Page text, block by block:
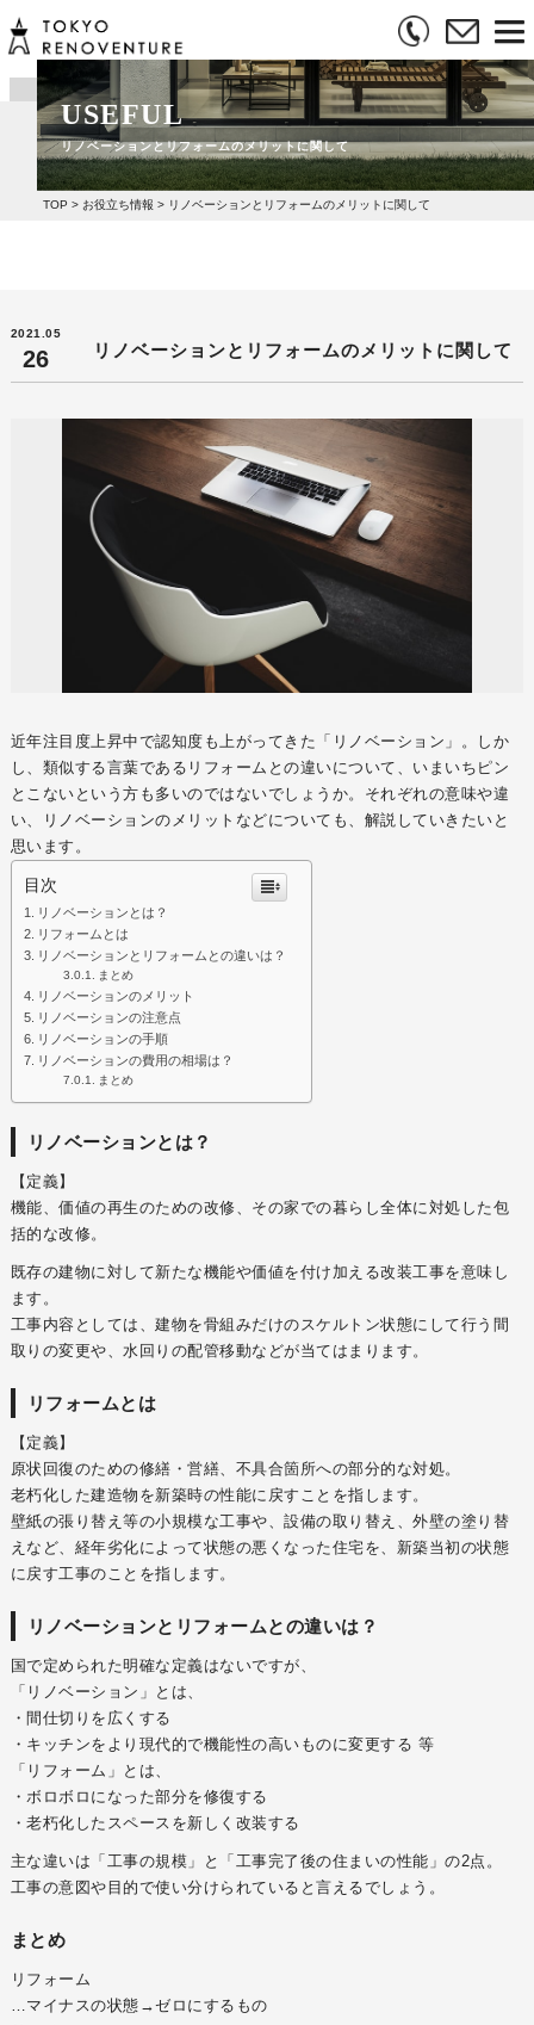
USEFUL
リノベーションとリフォームのメリットに関して
TOP > お役立ち情報 > リノベーションとリフォームのメリットに関して
2021.05
26 リノベーションとリフォームのメリットに関して
近年注目度上昇中で認知度も上がってきた「リノベーション」。しか
し、類似する言葉であるリフォームとの違いについて、いまいちピン
とこないという方も多いのではないでしょうか。それぞれの意味や違
い、リノベーションのメリットなどについても、解説していきたいと
思います。
目次
リノベーションとは？
リフォームとは
リノベーションとリフォームとの違いは？
まとめ
リノベーションのメリット
リノベーションの注意点
リノベーションの手順
リノベーションの費用の相場は？
まとめ
リノベーションとは？
【定義】
機能、価値の再生のための改修、その家での暮らし全体に対処した包
括的な改修。
既存の建物に対して新たな機能や価値を付け加える改装工事を意味し
ます。
工事内容としては、建物を骨組みだけのスケルトン状態にして行う間
取りの変更や、水回りの配管移動などが当てはまります。
リフォームとは
【定義】
原状回復のための修繕・営繕、不具合箇所への部分的な対処。
老朽化した建造物を新築時の性能に戻すことを指します。
壁紙の張り替え等の小規模な工事や、設備の取り替え、外壁の塗り替
えなど、経年劣化によって状態の悪くなった住宅を、新築当初の状態
に戻す工事のことを指します。
リノベーションとリフォームとの違いは？
国で定められた明確な定義はないですが、
「リノベーション」とは、
・間仕切りを広くする
・キッチンをより現代的で機能性の高いものに変更する 等
「リフォーム」とは、
・ボロボロになった部分を修復する
・老朽化したスペースを新しく改装する
主な違いは「工事の規模」と「工事完了後の住まいの性能」の2点。
工事の意図や目的で使い分けられていると言えるでしょう。
まとめ
リフォーム
…マイナスの状態→ゼロにするもの